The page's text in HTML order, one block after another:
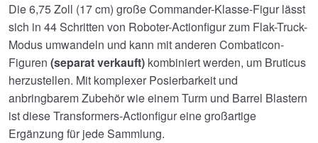
Die 6,75 Zoll (17 cm) große Commander-Klasse-Figur lässt
sich in 44 Schritten von Roboter-Actionfigur zum Flak-Truck-
Modus umwandeln und kann mit anderen Combaticon-
Figuren (separat verkauft) kombiniert werden, um Bruticus
herzustellen. Mit komplexer Posierbarkeit und
anbringbarem Zubehör wie einem Turm und Barrel Blastern
ist diese Transformers-Actionfigur eine großartige
Ergänzung für jede Sammlung.